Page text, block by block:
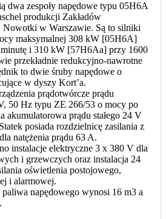
dwa zespoły napędowe typu 05H6A
produkcji Zakładów
w Warszawie. Są to silniki
maksymalnej 308 kW [05H6A]
i 310 kW [57H6Aa] przy 1600
przekładnie redukcyjno-nawrotne
to dwie śruby napędowe o
w dyszy Kort’a.
prądotwórcze prądu
50 Hz typu ZE 266/53 o mocy po
akumulatorowa prądu stałego 24 V
posiada rozdzielnicę zasilania z
natężenia prądu 63 A.
instalacje elektryczne 3 x 380 V dla
i grzewczych oraz instalacja 24
oświetlenia postojowego,
i alarmowej.
napędowego wynosi 16 m3 a